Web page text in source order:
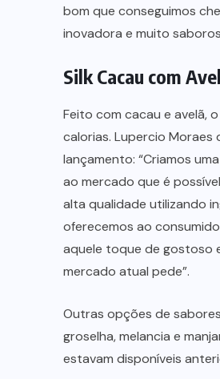
bom que conseguimos
inovadora e muito
Silk Cacau com
Feito com cacau e avelã,
calorias. Lupercio Moraes
lançamento: “Criamos
ao mercado que é
alta qualidade utilizando
oferecemos ao
aquele toque de gostoso
mercado atual pede”.
Outras opções de
groselha, melancia e
estavam disponíveis